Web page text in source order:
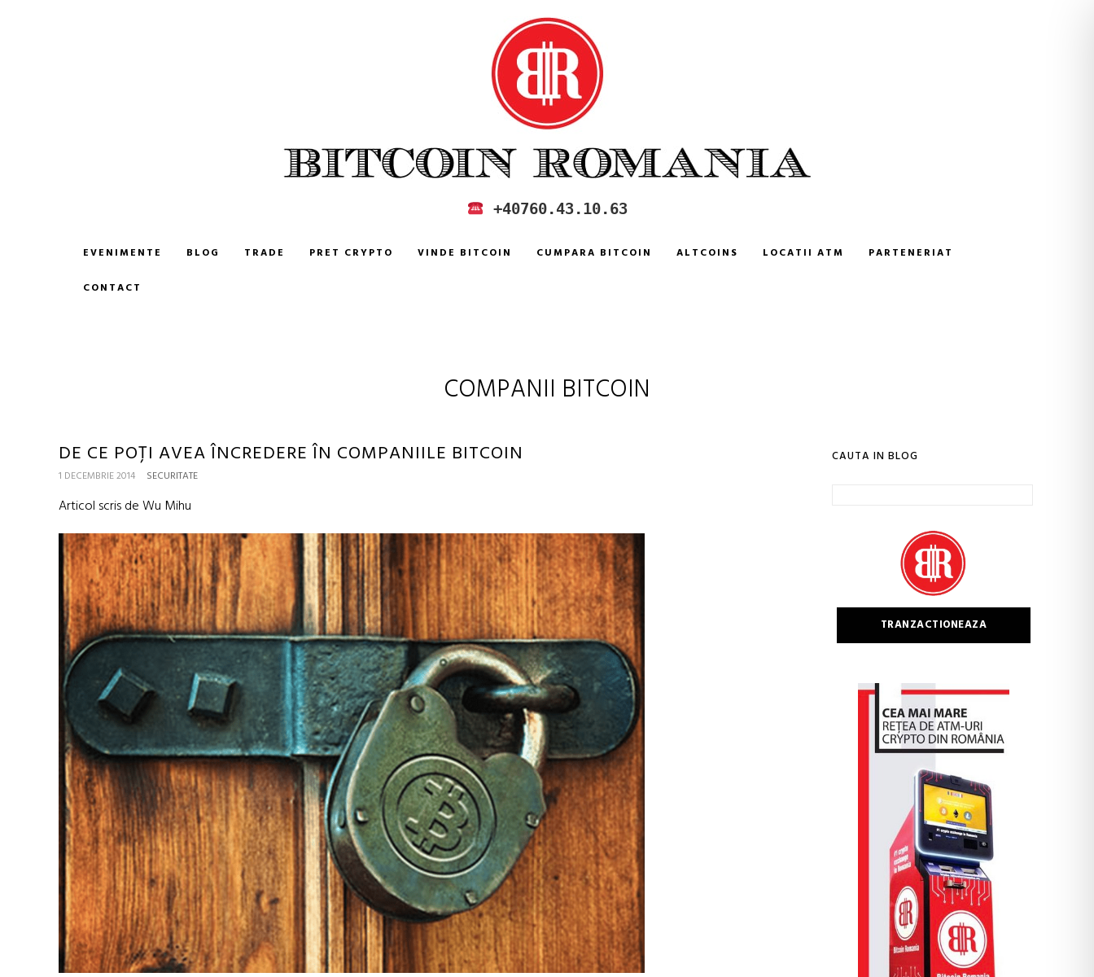
CUMPARA SI VINDE BITCOIN IN ROMANIA +40760.43.10.63
EVENIMENTE BLOG TRADE PRET CRYPTO VINDE BITCOIN CUMPARA BITCOIN ALTCOINS LOCATII ATM PARTENERIAT
CONTACT
COMPANII BITCOIN
DE CE POȚI AVEA ÎNCREDERE ÎN COMPANIILE BITCOIN
1 DECEMBRIE 2014 SECURITATE
Articol scris de Wu Mihu
CAUTA IN BLOG
TRANZACTIONEAZA